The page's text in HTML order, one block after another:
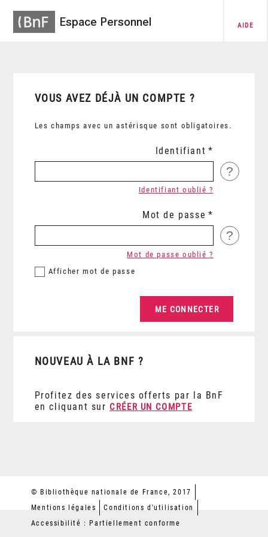
Espace Personnel AIDE
VOUS AVEZ DÉJÀ UN COMPTE ?
Les champs avec un astérisque sont obligatoires.
Identifiant
?
Identifiant oublié ?
Mot de passe
?
Afficher mot de passe
Mot de passe oublié ?
NOUVEAU À LA BNF ?
Profitez des services offerts par la BnF
en cliquant sur CRÉER UN COMPTE
© Bibliothèque nationale de France, 2017
Mentions légales
Conditions d'utilisation
Accessibilité : Partiellement conforme